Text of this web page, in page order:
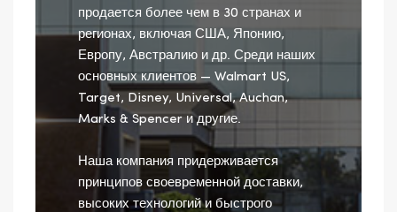
продается более чем в 30 странах и
регионах, включая США, Японию,
Европу, Австралию и др. Среди наших
основных клиентов — Walmart US,
Target, Disney, Universal, Auchan,
Marks & Spencer и другие.
Наша компания придерживается
принципов своевременной доставки,
высоких технологий и быстрого